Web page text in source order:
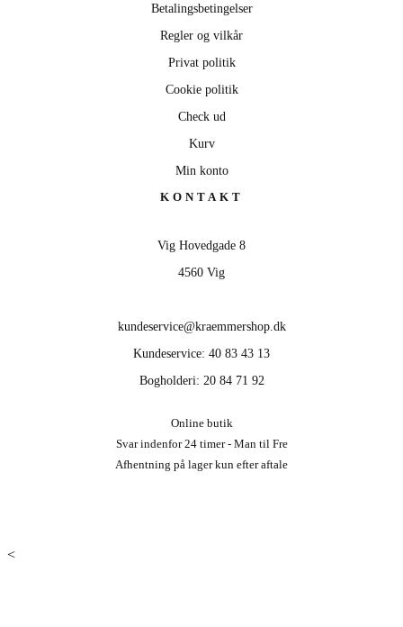
Betalingsbetingelser
Regler og vilkår
Privat politik
Cookie politik
Check ud
Kurv
Min konto
KONTAKT
Vig Hovedgade 8
4560 Vig
kundeservice@kraemmershop.dk
Kundeservice: 40 83 43 13
Bogholderi: 20 84 71 92
Online butik
Svar indenfor 24 timer - Man til Fre
Afhentning på lager kun efter aftale
<